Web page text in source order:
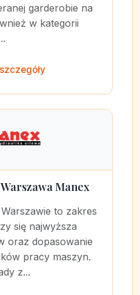
garderobie na
w kategorii
Manex
to zakres
się najwyższa
oraz dopasowanie
pracy maszyn.
z...